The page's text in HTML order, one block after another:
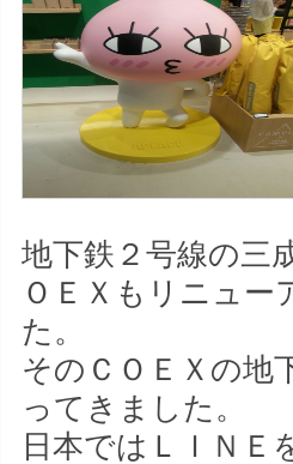
地下鉄２号線の三
ＯＥＸもリニュー
た。
そのＣＯＥＸの地
ってきました。
日本ではＬＩＮＥ